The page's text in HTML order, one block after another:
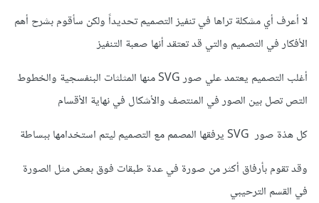
لا أعرف أي مشكلة تراها في تنفيز التصميم تحديداً ولكن سأقوم بشرح أهم
الأفكار في التصميم والتي قد تعتقد أنها صعبة التنفيز
أغلب التصميم يعتمد علي صور SVG منها المثلثات البنفسجية والخطوط
التص تصل بين الصور في المنتصف والأشكال في نهاية الأقسام
كل هذة صور SVG يرفقها المصمم مع التصميم ليتم استخدامها ببساطة
وقد تقوم بأرفاق أكثر من صورة في عدة طبقات فوق بعض مثل الصورة
في القسم الترحيبي